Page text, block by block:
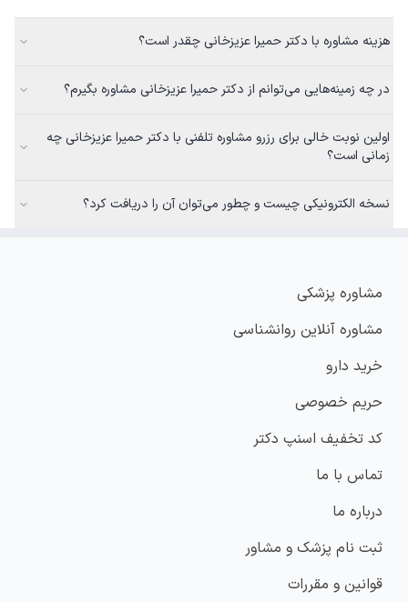
هزینه مشاوره با دکتر حمیرا عزیزخانی چقدر است؟
در چه زمینه‌هایی می‌توانم از دکتر حمیرا عزیزخانی مشاوره بگیرم؟
اولین نوبت خالی برای رزرو مشاوره تلفنی با دکتر حمیرا عزیزخانی چه
زمانی است؟
نسخه الکترونیکی چیست و چطور می‌توان آن را دریافت کرد؟
مشاوره پزشکی
مشاوره آنلاین روانشناسی
خرید دارو
حریم خصوصی
کد تخفیف اسنپ دکتر
تماس با ما
درباره ما
ثبت نام پزشک و مشاور
قوانین و مقررات